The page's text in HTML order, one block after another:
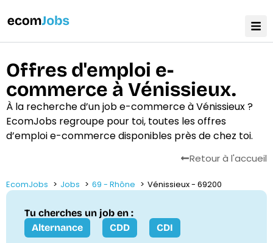
Offres d'emploi e-
commerce à Vénissieux.
À la recherche d’un job e-commerce à Vénissieux ?
EcomJobs regroupe pour toi, toutes les offres
d’emploi e-commerce disponibles près de chez toi.
Retour à l'accueil
EcomJobs Jobs 69 - Rhône Vénissieux - 69200
Tu cherches un job en :
Alternance
CDD CDI